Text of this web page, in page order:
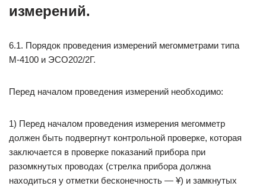
измерений.
6.1. Порядок проведения измерений мегомметрами типа
М-4100 и ЭСО202/2Г.
Перед началом проведения измерений необходимо:
1) Перед началом проведения измерения мегомметр
должен быть подвергнут контрольной проверке, которая
заключается в проверке показаний прибора при
разомкнутых проводах (стрелка прибора должна
находиться у отметки бесконечность — ¥) и замкнутых